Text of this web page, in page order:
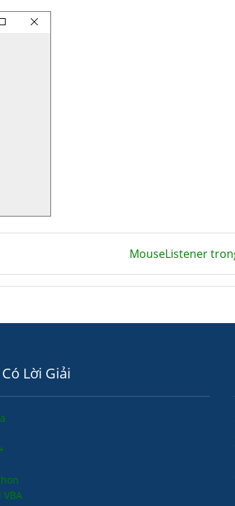
MouseListener
Lời Giải
VBA